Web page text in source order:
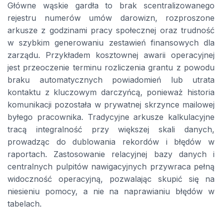
Główne wąskie gardła to brak scentralizowanego
rejestru numerów umów darowizn, rozproszone
arkusze z godzinami pracy społecznej oraz trudność
w szybkim generowaniu zestawień finansowych dla
zarządu. Przykładem kosztownej awarii operacyjnej
jest przeoczenie terminu rozliczenia grantu z powodu
braku automatycznych powiadomień lub utrata
kontaktu z kluczowym darczyńcą, ponieważ historia
komunikacji pozostała w prywatnej skrzynce mailowej
byłego pracownika. Tradycyjne arkusze kalkulacyjne
tracą integralność przy większej skali danych,
prowadząc do dublowania rekordów i błędów w
raportach. Zastosowanie relacyjnej bazy danych i
centralnych pulpitów nawigacyjnych przywraca pełną
widoczność operacyjną, pozwalając skupić się na
niesieniu pomocy, a nie na naprawianiu błędów w
tabelach.